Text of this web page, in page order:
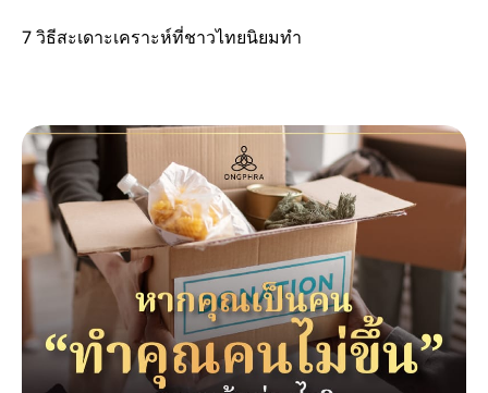
7 วิธีสะเดาะเคราะห์ที่ชาวไทยนิยมทำ